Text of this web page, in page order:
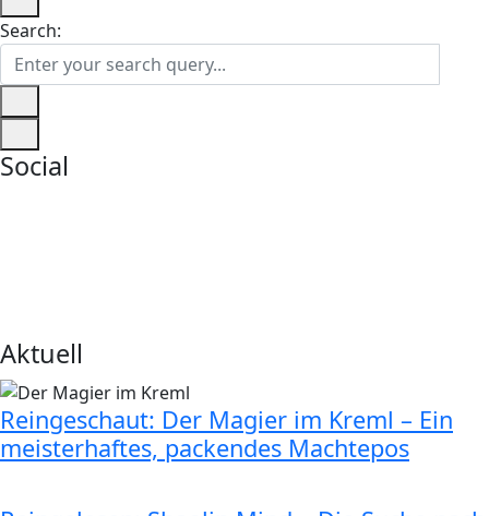
Search:
Social
Aktuell
Reingeschaut: Der Magier im Kreml – Ein
meisterhaftes, packendes Machtepos